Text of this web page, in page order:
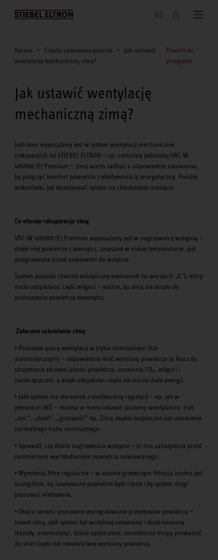
O nas
Serwis Często zadawane pytania
Jak ustawić
wentylację mechaniczną zimą?
Powrót do
przeglądu
Jak ustawić wentylację
mechaniczną zimą?
Jeśli dom wyposażony jest w system wentylacji mechanicznej
(rekuperacji) od STIEBEL ELTRON — np. centralną jednostkę VRC-W
450/600 (E) Premium — zimą warto zadbać o odpowiednie ustawienia,
by połączyć komfort powietrza z efektywnością energetyczną. Poniżej
wskazówki, jak dostosować system na chłodniejsze miesiące.
Co oferuje rekuperacja zimą
VRC-W 450/600 (E) Premium wyposażony jest w nagrzewnicę wstępną —
dzięki niej powietrze z zewnątrz, zasysane w niskiej temperaturze, jest
podgrzewane przed nawiewem do wnętrza.
System posiada również entalpiczny wymiennik (w wersjach „E”), który
może odzyskiwać część wilgoci — ważne, by zimą nie doszło do
przesuszenia powietrza wewnątrz.
Zalecane ustawienia zimą
• Pozostaw pracę wentylacji w trybie nominalnym (lub
automatycznym) — odpowiednia ilość wymiany powietrza to klucz do
utrzymania zdrowej jakości powietrza, usuwania CO₂, wilgoci i
zanieczyszczeń, a dzięki odzyskowi ciepła nie tracisz dużo energii.
• Jeśli system ma sterownik z możliwością regulacji — np. jak w
jednostce LWZ — możesz w menu ustawić poziomy wentylatora: tryb
„noc”, „dzień”, „gotowość” itp. Zimą zwykle bezpieczne jest ustawienie
normalnego trybu nominalnego.
• Sprawdź, czy działa nagrzewnica wstępna — to ona zabezpiecza przed
nadmiernym wychłodzeniem powietrza nawiewanego.
• Wymieniaj filtry regularnie — w sezonie grzewczym filtracja istotna jest
szczególnie, by nawiewane powietrze było czyste i by system mógł
pracować efektywnie.
• Dbaj o serwis i poprawne wyregulowanie przepływów powietrza —
nawet zimą, jeśli system był wcześniej ustawiony i zbalansowany
(kanały, anemostaty), działa optymalnie; zaniedbania mogą prowadzić
do strat ciepła lub niewłaściwej wymiany powietrza.